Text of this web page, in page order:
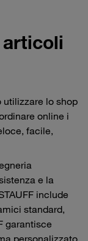
lo shop
online i
facile,
e la
include
standard,
garantisce
personalizzato